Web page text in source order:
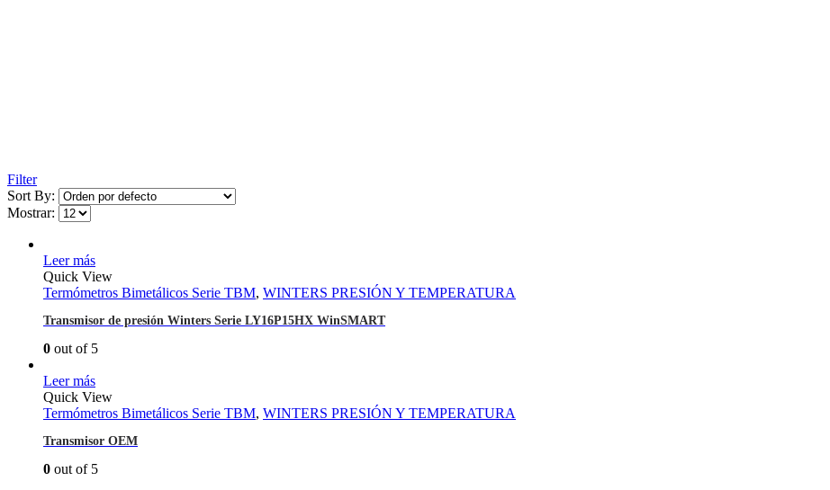
Filter
Sort By:
Mostrar:
Leer más
Quick View
Termómetros Bimetálicos Serie TBM, WINTERS PRESIÓN Y TEMPERATURA
Transmisor de presión Winters Serie LY16P15HX WinSMART
0 out of 5
Leer más
Quick View
Termómetros Bimetálicos Serie TBM, WINTERS PRESIÓN Y TEMPERATURA
Transmisor OEM
0 out of 5